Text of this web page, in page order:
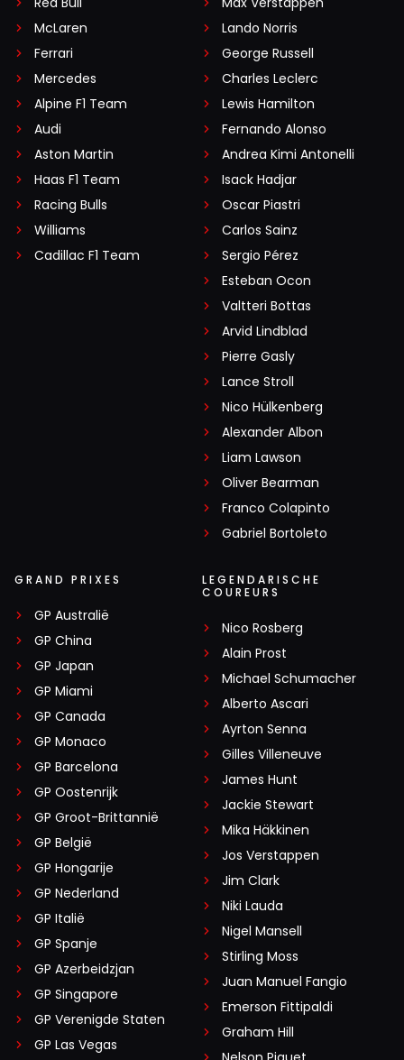
McLaren
Ferrari
Mercedes
Alpine F1 Team
Audi
Aston Martin
Haas F1 Team
Racing Bulls
Williams
Cadillac F1 Team
Lando Norris
George Russell
Charles Leclerc
Lewis Hamilton
Fernando Alonso
Andrea Kimi Antonelli
Isack Hadjar
Oscar Piastri
Carlos Sainz
Sergio Pérez
Esteban Ocon
Valtteri Bottas
Arvid Lindblad
Pierre Gasly
Lance Stroll
Nico Hülkenberg
Alexander Albon
Liam Lawson
Oliver Bearman
Franco Colapinto
Gabriel Bortoleto
GRAND PRIXES
GP Australië
GP China
GP Japan
GP Miami
GP Canada
GP Monaco
GP Barcelona
GP Oostenrijk
GP Groot-Brittannië
GP België
GP Hongarije
GP Nederland
GP Italië
GP Spanje
GP Azerbeidzjan
GP Singapore
GP Verenigde Staten
GP Las Vegas
LEGENDARISCHE
COUREURS
Nico Rosberg
Alain Prost
Michael Schumacher
Alberto Ascari
Ayrton Senna
Gilles Villeneuve
James Hunt
Jackie Stewart
Mika Häkkinen
Jos Verstappen
Jim Clark
Niki Lauda
Nigel Mansell
Stirling Moss
Juan Manuel Fangio
Emerson Fittipaldi
Graham Hill